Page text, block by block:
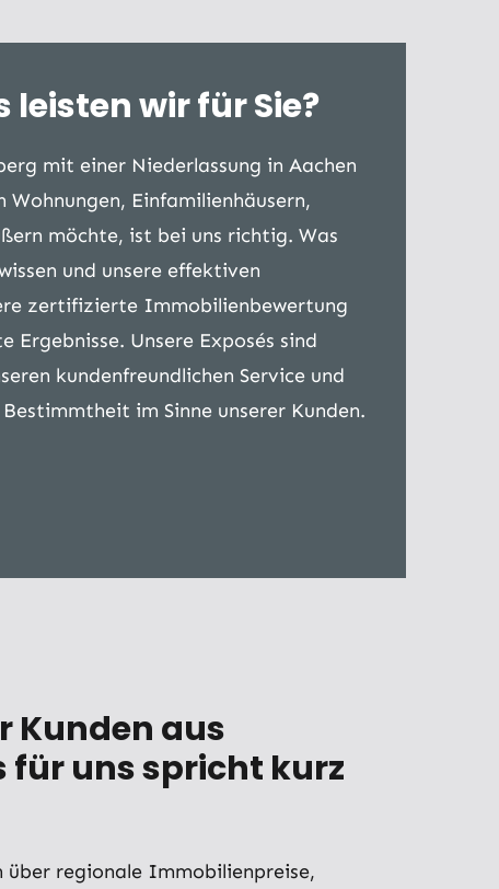
wir für Sie?
mit einer Niederlassung in Aachen
Einfamilienhäusern,
möchte, ist bei uns richtig. Was
und unsere effektiven
zertifizierte Immobilienbewertung
Unsere Exposés sind
kundenfreundlichen Service und
im Sinne unserer Kunden.
Kunden aus
für uns spricht kurz
über regionale Immobilienpreise,